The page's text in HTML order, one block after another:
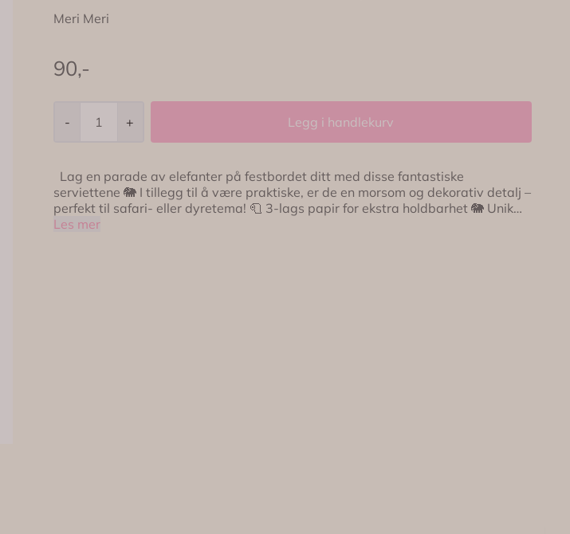
Meri Meri
90,-
- + Legg i handlekurv
serviettene 🐘 I tillegg til å være praktiske, er de en morsom og dekorativ detalj –
perfekt til safari- eller dyretema! 🧻 3-lags papir for ekstra holdbarhet 🐘 Unik
elefantform for en leken stil 🌱 Laget av FSC-blandet papir 🎉 Pakke med 16
Les mer